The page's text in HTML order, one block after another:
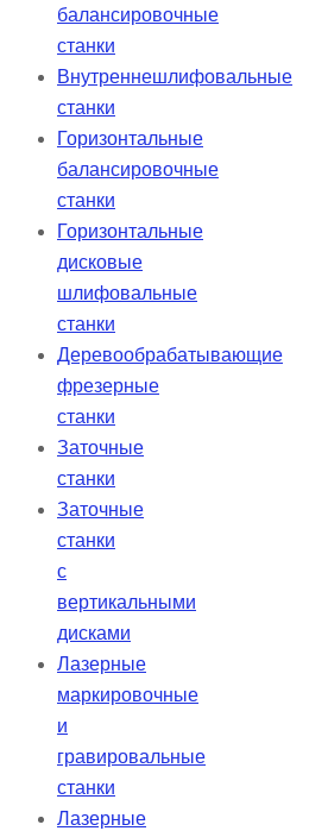
балансировочные
станки
Внутреннешлифовальные
станки
Горизонтальные
балансировочные
станки
Горизонтальные
дисковые
шлифовальные
станки
Деревообрабатывающие
фрезерные
станки
Заточные
станки
Заточные
станки
с
вертикальными
дисками
Лазерные
маркировочные
и
гравировальные
станки
Лазерные